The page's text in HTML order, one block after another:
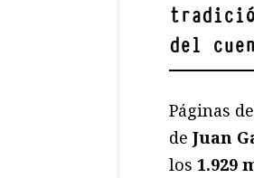
del
Páginas
de Juan
los 1.929